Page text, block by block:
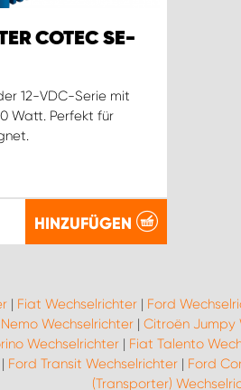
COTEC SE-
12-VDC-Serie mit
Watt. Perfekt für
HINZUFÜGEN
| Fiat Wechselrichter| Ford
Wechselrichter | Citroën Jumpy
Wechselrichter | Fiat Talento
| Ford Transit Wechselrichter | Ford
(Transporter)